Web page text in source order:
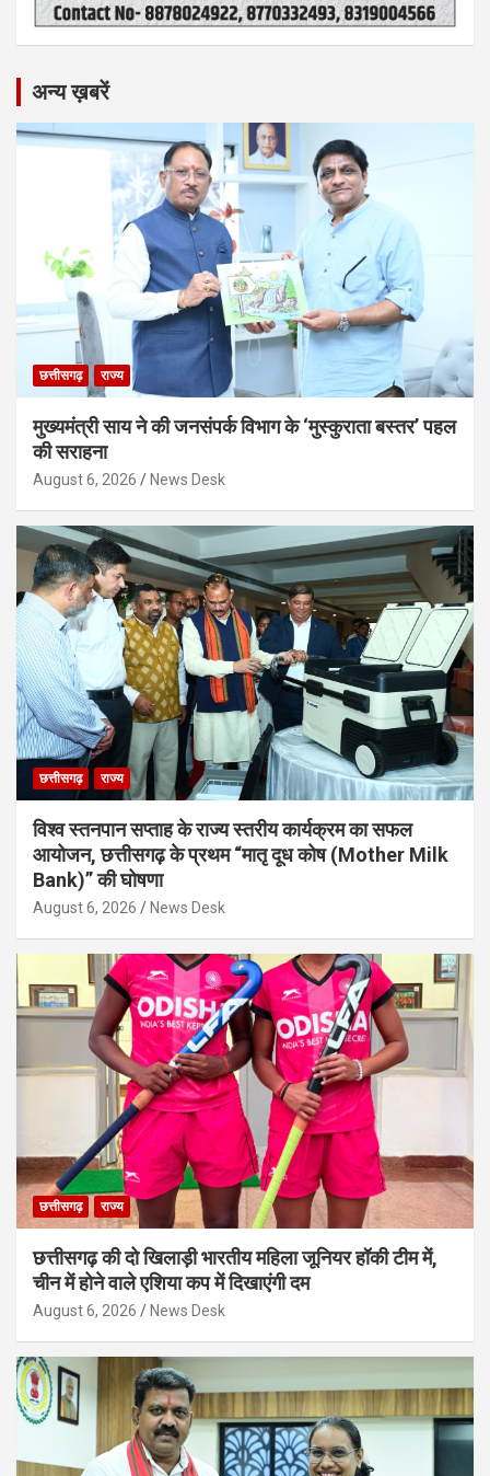
अन्य ख़बरें
छत्तीसगढ़ राज्य
मुख्यमंत्री साय ने की जनसंपर्क विभाग के ‘मुस्कुराता बस्तर’ पहल
की सराहना
August 6, 2026 News Desk
छत्तीसगढ़ राज्य
विश्व स्तनपान सप्ताह के राज्य स्तरीय कार्यक्रम का सफल
आयोजन, छत्तीसगढ़ के प्रथम “मातृ दूध कोष (Mother Milk
Bank)” की घोषणा
August 6, 2026 News Desk
छत्तीसगढ़ राज्य
छत्तीसगढ़ की दो खिलाड़ी भारतीय महिला जूनियर हॉकी टीम में,
चीन में होने वाले एशिया कप में दिखाएंगी दम
August 6, 2026 News Desk